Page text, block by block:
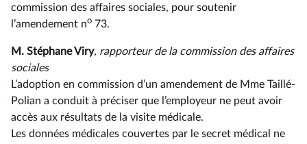
commission des affaires sociales, pour soutenir
l’amendement no 73.
M. Stéphane Viry, rapporteur de la commission des affaires
sociales
L’adoption en commission d’un amendement de Mme Taillé-
Polian a conduit à préciser que l’employeur ne peut avoir
accès aux résultats de la visite médicale.
Les données médicales couvertes par le secret médical ne